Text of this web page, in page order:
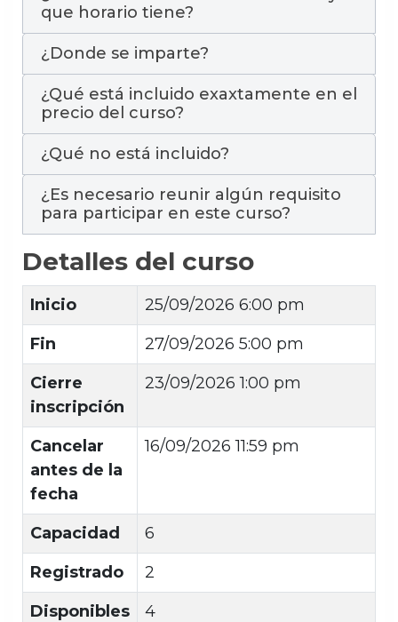
que horario tiene?
¿Donde se imparte?
¿Qué está incluido exaxtamente en el
precio del curso?
¿Qué no está incluido?
¿Es necesario reunir algún requisito
para participar en este curso?
Detalles del curso
Inicio
25/09/2026 6:00 pm
Fin
27/09/2026 5:00 pm
Cierre
inscripción
23/09/2026 1:00 pm
Cancelar
antes de la
fecha
16/09/2026 11:59 pm
Capacidad
6
Registrado
2
Disponibles
4